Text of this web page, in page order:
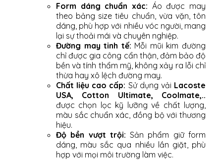
Form dáng chuẩn xác: Áo được may
theo bảng size tiêu chuẩn, vừa vặn, tôn
dáng, phù hợp với nhiều vóc người, mang
lại sự thoải mái và chuyên nghiệp.
Đường may tinh tế: Mỗi mũi kim đường
chỉ được gia công cẩn thận, đảm bảo độ
bền và tính thẩm mỹ, không xảy ra lỗi chỉ
thừa hay xô lệch đường may.
Chất liệu cao cấp: Sử dụng vải Lacoste
USA, Cotton Ultimate, Coolmate,..
được chọn lọc kỹ lưỡng về chất lượng,
màu sắc chuẩn xác, đồng bộ với thương
hiệu.
Độ bền vượt trội: Sản phẩm giữ form
dáng, màu sắc qua nhiều lần giặt, phù
hợp với mọi môi trường làm việc.